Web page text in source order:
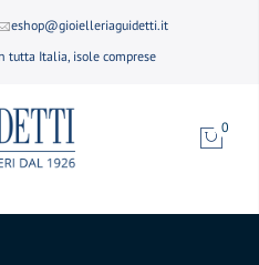
eshop@gioielleriaguidetti.it
tutta Italia, isole comprese
0